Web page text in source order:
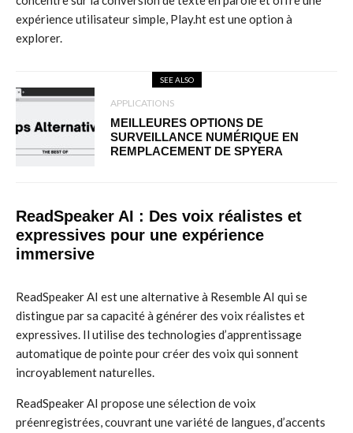
expérience utilisateur simple, Play.ht est une option à
explorer.
SEE ALSO
APPLICATIONS
MEILLEURES OPTIONS DE
SURVEILLANCE NUMÉRIQUE EN
REMPLACEMENT DE SPYERA
ReadSpeaker AI : Des voix réalistes et
expressives pour une expérience
immersive
ReadSpeaker AI est une alternative à Resemble AI qui se
distingue par sa capacité à générer des voix réalistes et
expressives. Il utilise des technologies d’apprentissage
automatique de pointe pour créer des voix qui sonnent
incroyablement naturelles.
ReadSpeaker AI propose une sélection de voix
préenregistrées, couvrant une variété de langues, d’accents